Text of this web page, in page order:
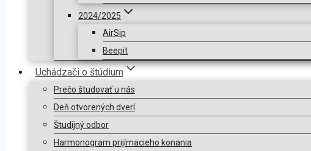
2024/2025
AirSip
Beepit
Uchádzači o štúdium
Prečo študovať u nás
Deň otvorených dverí
Študijný odbor
Harmonogram prijímacieho konania